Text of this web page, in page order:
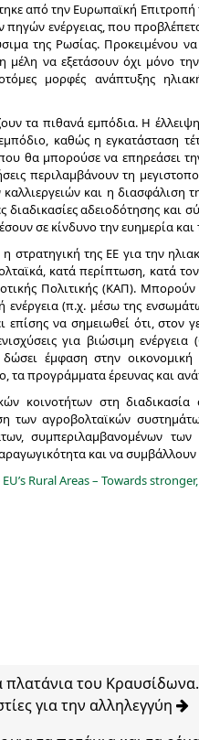
από την Ευρωπαϊκή Επιτροπή
ενέργειας, που
της Ρωσίας. Προκειμένου
μέλη να εξετάσουν όχι μόνο
μορφές ανάπτυξης
τα πιθανά εμπόδια. Η
καθώς η εγκατάσταση
θα μπορούσε να επηρεάσει
περιλαμβάνουν τη
και η διασφάλιση
αδειοδότησης και
σε κίνδυνο την ευημερία
στρατηγική της ΕΕ για την
κατά περίπτωση, κατά
Πολιτικής (ΚΑΠ).
ενέργεια (π.χ. μέσω της
επίσης να σημειωθεί ότι, στον
για βιώσιμη ενέργεια (
έμφαση στην οικονομική
τα προγράμματα έρευνας και
κοινοτήτων στη
των αγροβολταϊκών
συμπεριλαμβανομένων
και να
Rural Areas – Towards
πλατάνια του
για την αλληλεγγύη